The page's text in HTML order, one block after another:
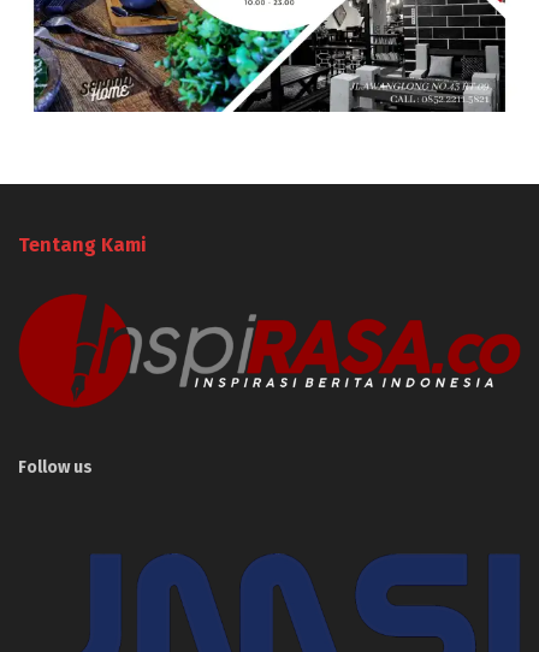
Tentang Kami
Follow us